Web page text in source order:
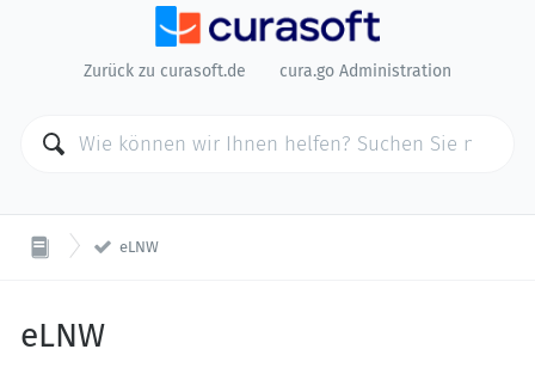
Zurück zu curasoft.de cura.go Administration
 eLNW
eLNW